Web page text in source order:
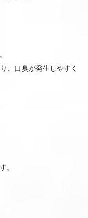
、口臭が発生しやすく
。